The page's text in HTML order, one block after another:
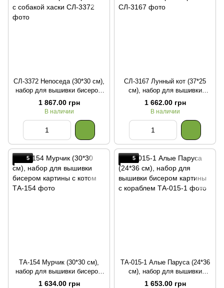
СЛ-3372 Непоседа (30*30 см),
набор для вышивки бисером
картины с собакой хаски
1 867.00 грн
В наличии
СЛ-3167 Лунный кот (37*25
см), набор для вышивки
бисером картины
1 662.00 грн
В наличии
5
ТА-154 Мурчик (30*30 см),
набор для вышивки бисером
картины с котом
1 634.00 грн
5
ТА-015-1 Алые Паруса (24*36
см), набор для вышивки
бисером картины с кораблем
1 653.00 грн